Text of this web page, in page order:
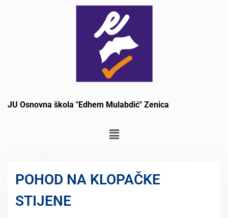
JU Osnovna škola "Edhem Mulabdić" Zenica
POHOD NA KLOPAČKE
STIJENE